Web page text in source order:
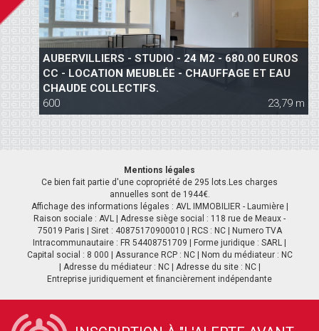
AUBERVILLIERS - STUDIO - 24 M2 - 680.00 EUROS
CC - LOCATION MEUBLÉE - CHAUFFAGE ET EAU
CHAUDE COLLECTIFS.
600
23,79 m
PARIS 19 - 2 PIÈCES - 46 M2 - 1511.00 EUROS CC-
DUPLEX - TERRASSE - BAIL MEUBLÉ
1 241
46,27 m
Mentions légales
Ce bien fait partie d'une copropriété de 295 lots.Les charges
annuelles sont de 1944€.
Affichage des informations légales : AVL IMMOBILIER - Laumière |
Raison sociale : AVL | Adresse siège social : 118 rue de Meaux -
75019 Paris | Siret : 40875170900010 | RCS : NC | Numero TVA
Intracommunautaire : FR 54408751709 | Forme juridique : SARL |
Capital social : 8 000 | Assurance RCP : NC | Nom du médiateur : NC
| Adresse du médiateur : NC | Adresse du site : NC |
Entreprise juridiquement et financièrement indépendante